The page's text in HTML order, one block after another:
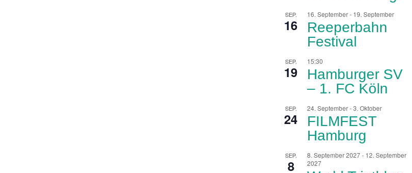
SEP.
16
16. September- 19. September
Reeperbahn
Festival
SEP.
19
15:30
Hamburger SV
– 1. FC Köln
SEP.
24
24. September-3. Oktober
FILMFEST
Hamburg
SEP.
8
8. September 2027- 12. September
2027